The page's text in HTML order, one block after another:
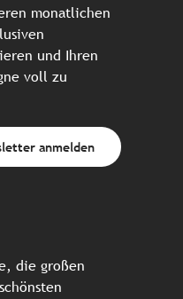
monatlichen
und Ihren
voll zu
anmelden
die großen